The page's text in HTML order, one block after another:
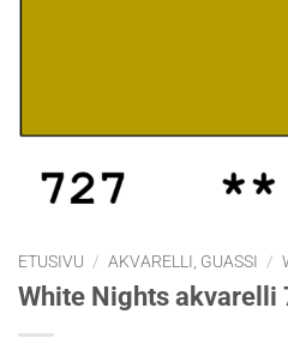
ETUSIVU / AKVARELLI, GUASSI /
White Nights akvarelli